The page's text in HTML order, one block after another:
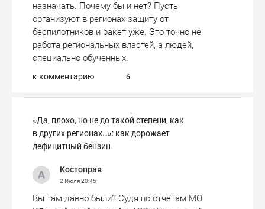
назначать. Почему бы и нет? Пусть
организуют в регионах защиту от
беспилотников и ракет уже. Это точно не
работа региональных властей, а людей,
специально обученных.
к комментарию 6
«Да, плохо, но не до такой степени, как
в других регионах…»: как дорожает
дефицитный бензин
Костоправ
2 Июля20:45
Вы там давно были? Судя по отчетам МО